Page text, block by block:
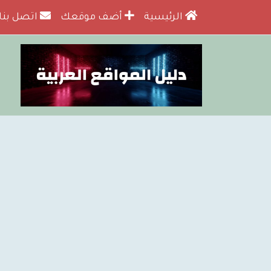
الرئيسية أضف موقعك اتصل بنا